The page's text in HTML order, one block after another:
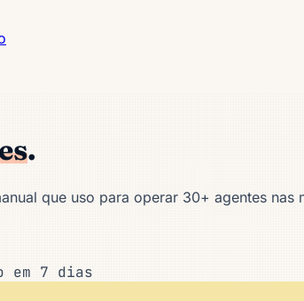
.
que uso para operar 30+ agentes
em 7 dias